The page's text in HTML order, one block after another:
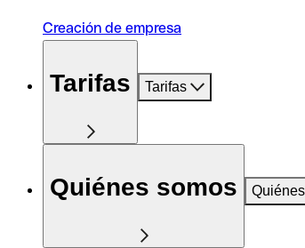
Creación de empresa
Tarifas Tarifas
Quiénes somos